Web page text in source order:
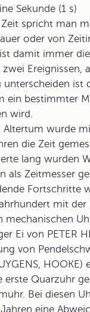
Sekunde (1 s)
spricht man
oder von
damit immer
Ereignissen,
unterscheiden ist
ein bestimmter
wird.
Altertum wurde
die Zeit
lang wurden
als Zeitmesser
Fortschritte
mit
mechanischen
Ei von PETER
von
HOOKE)
erste Quarzuhr
Bei diesen
eine